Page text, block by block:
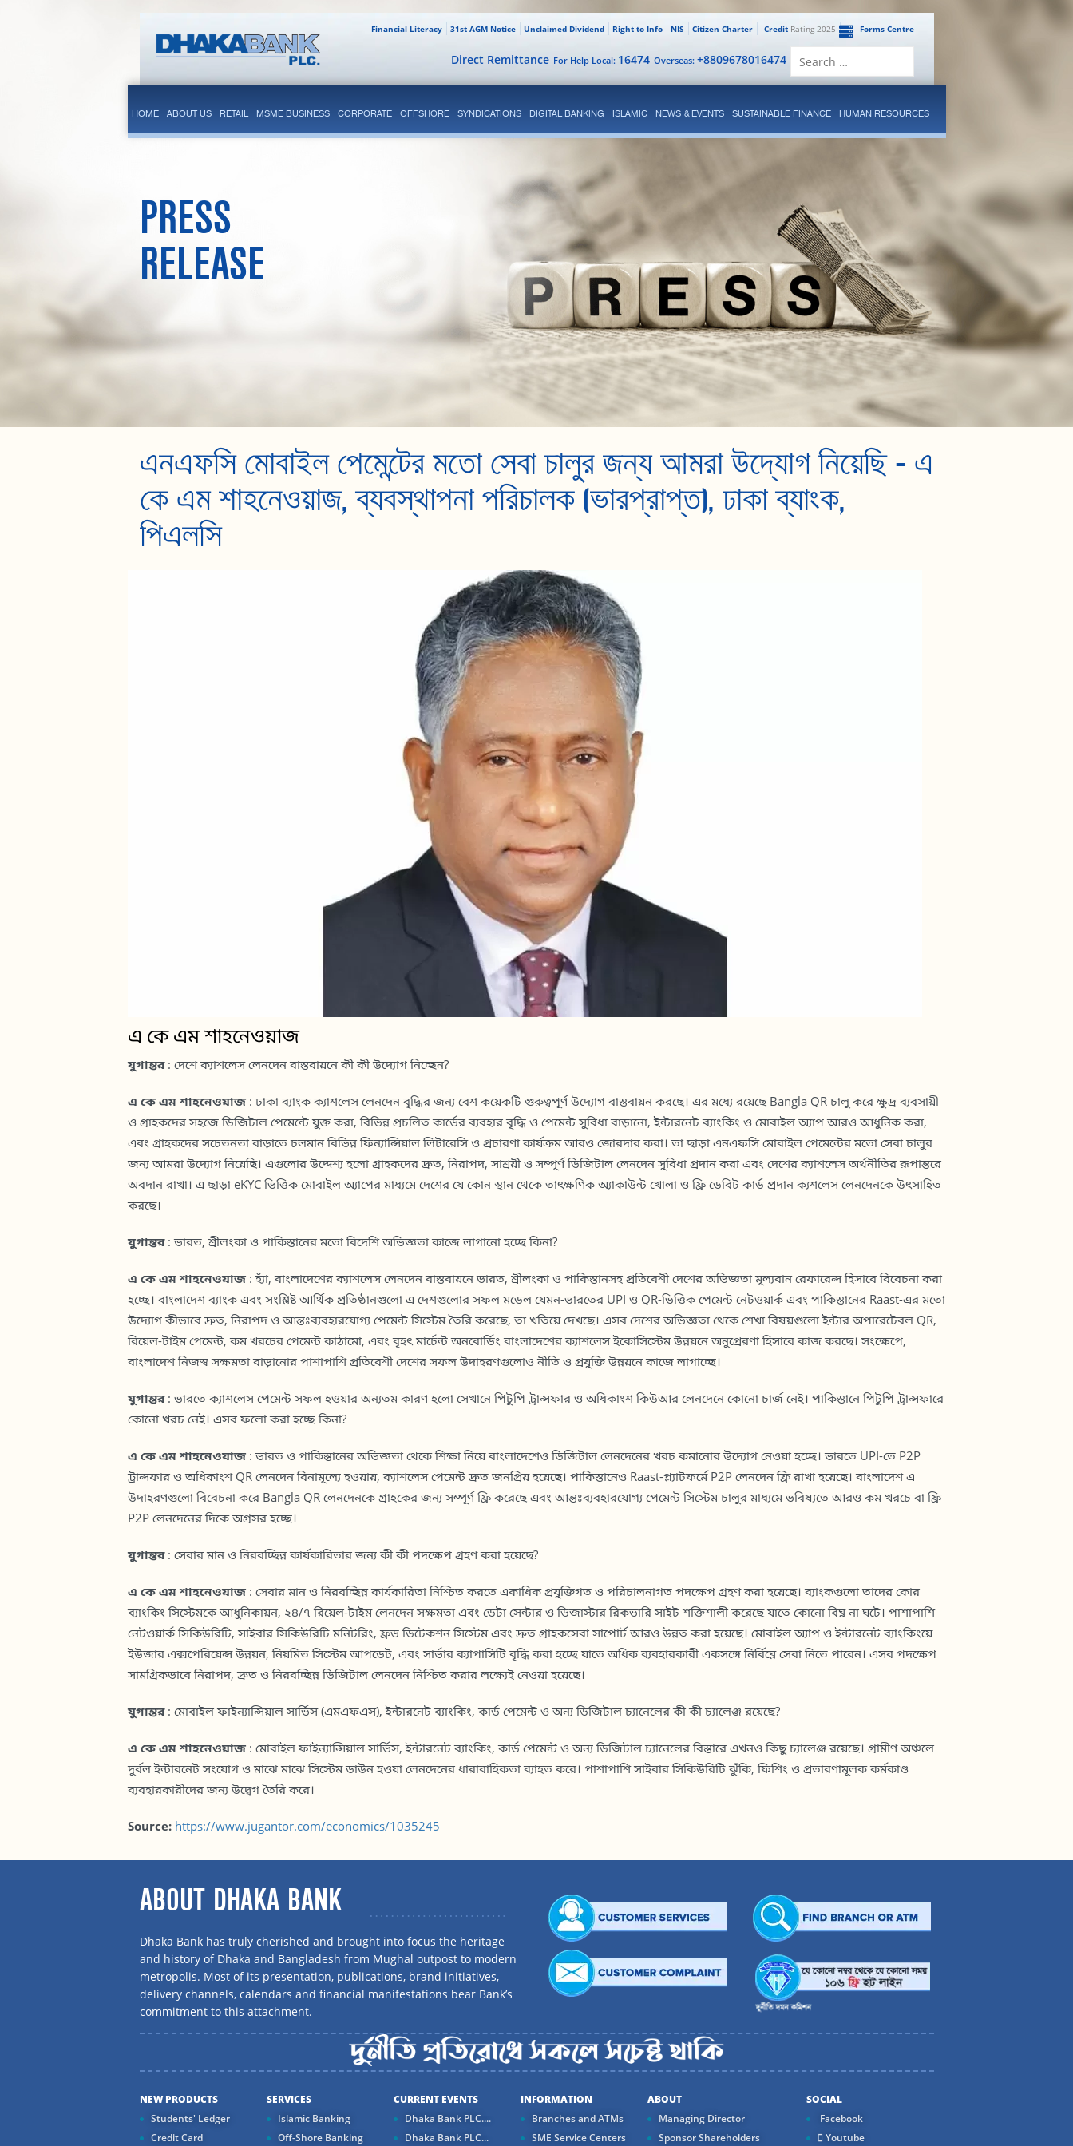
Forms Centre
CreditRating 2025
Citizen Charter
NIS
Right to Info
Unclaimed Dividend
31st AGM Notice
Financial Literacy
Overseas: +8809678016474
For Help Local: 16474
Direct Remittance
HOME ABOUT US RETAIL MSME BUSINESS CORPORATE OFFSHORE SYNDICATIONS DIGITAL BANKING ISLAMIC NEWS & EVENTS SUSTAINABLE FINANCE HUMAN RESOURCES
PRESS
RELEASE
এনএফসি মোবাইল পেমেন্টের মতো সেবা চালুর জন্য আমরা উদ্যোগ নিয়েছি – এ
কে এম শাহনেওয়াজ, ব্যবস্থাপনা পরিচালক (ভারপ্রাপ্ত), ঢাকা ব্যাংক,
পিএলসি
এ কে এম শাহনেওয়াজ
যুগান্তর: দেশে ক্যাশলেস লেনদেন বাস্তবায়নে কী কী উদ্যোগ নিচ্ছেন?
এ কে এম শাহনেওয়াজ: ঢাকা ব্যাংক ক্যাশলেস লেনদেন বৃদ্ধির জন্য বেশ কয়েকটি গুরুত্বপূর্ণ উদ্যোগ বাস্তবায়ন করছে। এর মধ্যে রয়েছে Bangla QR চালু করে ক্ষুদ্র ব্যবসায়ী
ও গ্রাহকদের সহজে ডিজিটাল পেমেন্টে যুক্ত করা, বিভিন্ন প্রচলিত কার্ডের ব্যবহার বৃদ্ধি ও পেমেন্ট সুবিধা বাড়ানো, ইন্টারনেট ব্যাংকিং ও মোবাইল অ্যাপ আরও আধুনিক করা,
এবং গ্রাহকদের সচেতনতা বাড়াতে চলমান বিভিন্ন ফিন্যান্সিয়াল লিটারেসি ও প্রচারণা কার্যক্রম আরও জোরদার করা। তা ছাড়া এনএফসি মোবাইল পেমেন্টের মতো সেবা চালুর
জন্য আমরা উদ্যোগ নিয়েছি। এগুলোর উদ্দেশ্য হলো গ্রাহকদের দ্রুত, নিরাপদ, সাশ্রয়ী ও সম্পূর্ণ ডিজিটাল লেনদেন সুবিধা প্রদান করা এবং দেশের ক্যাশলেস অর্থনীতির রূপান্তরে
অবদান রাখা। এ ছাড়া eKYC ভিত্তিক মোবাইল অ্যাপের মাধ্যমে দেশের যে কোন স্থান থেকে তাৎক্ষণিক অ্যাকাউন্ট খোলা ও ফ্রি ডেবিট কার্ড প্রদান ক্যশলেস লেনদেনকে উৎসাহিত
করছে।
যুগান্তর: ভারত, শ্রীলংকা ও পাকিস্তানের মতো বিদেশি অভিজ্ঞতা কাজে লাগানো হচ্ছে কিনা?
এ কে এম শাহনেওয়াজ: হ্যাঁ, বাংলাদেশের ক্যাশলেস লেনদেন বাস্তবায়নে ভারত, শ্রীলংকা ও পাকিস্তানসহ প্রতিবেশী দেশের অভিজ্ঞতা মূল্যবান রেফারেন্স হিসাবে বিবেচনা করা
হচ্ছে। বাংলাদেশ ব্যাংক এবং সংশ্লিষ্ট আর্থিক প্রতিষ্ঠানগুলো এ দেশগুলোর সফল মডেল যেমন-ভারতের UPI ও QR-ভিত্তিক পেমেন্ট নেটওয়ার্ক এবং পাকিস্তানের Raast-এর মতো
উদ্যোগ কীভাবে দ্রুত, নিরাপদ ও আন্তঃব্যবহারযোগ্য পেমেন্ট সিস্টেম তৈরি করেছে, তা খতিয়ে দেখছে। এসব দেশের অভিজ্ঞতা থেকে শেখা বিষয়গুলো ইন্টার অপারেটেবল QR,
রিয়েল-টাইম পেমেন্ট, কম খরচের পেমেন্ট কাঠামো, এবং বৃহৎ মার্চেন্ট অনবোর্ডিং বাংলাদেশের ক্যাশলেস ইকোসিস্টেম উন্নয়নে অনুপ্রেরণা হিসাবে কাজ করছে। সংক্ষেপে,
বাংলাদেশ নিজস্ব সক্ষমতা বাড়ানোর পাশাপাশি প্রতিবেশী দেশের সফল উদাহরণগুলোও নীতি ও প্রযুক্তি উন্নয়নে কাজে লাগাচ্ছে।
যুগান্তর: ভারতে ক্যাশলেস পেমেন্ট সফল হওয়ার অন্যতম কারণ হলো সেখানে পিটুপি ট্রান্সফার ও অধিকাংশ কিউআর লেনদেনে কোনো চার্জ নেই। পাকিস্তানে পিটুপি ট্রান্সফারে
কোনো খরচ নেই। এসব ফলো করা হচ্ছে কিনা?
এ কে এম শাহনেওয়াজ: ভারত ও পাকিস্তানের অভিজ্ঞতা থেকে শিক্ষা নিয়ে বাংলাদেশেও ডিজিটাল লেনদেনের খরচ কমানোর উদ্যোগ নেওয়া হচ্ছে। ভারতে UPI-তে P2P
ট্রান্সফার ও অধিকাংশ QR লেনদেন বিনামূল্যে হওয়ায়, ক্যাশলেস পেমেন্ট দ্রুত জনপ্রিয় হয়েছে। পাকিস্তানেও Raast-প্ল্যাটফর্মে P2P লেনদেন ফ্রি রাখা হয়েছে। বাংলাদেশ এ
উদাহরণগুলো বিবেচনা করে Bangla QR লেনদেনকে গ্রাহকের জন্য সম্পূর্ণ ফ্রি করেছে এবং আন্তঃব্যবহারযোগ্য পেমেন্ট সিস্টেম চালুর মাধ্যমে ভবিষ্যতে আরও কম খরচে বা ফ্রি
P2P লেনদেনের দিকে অগ্রসর হচ্ছে।
যুগান্তর: সেবার মান ও নিরবচ্ছিন্ন কার্যকারিতার জন্য কী কী পদক্ষেপ গ্রহণ করা হয়েছে?
এ কে এম শাহনেওয়াজ: সেবার মান ও নিরবচ্ছিন্ন কার্যকারিতা নিশ্চিত করতে একাধিক প্রযুক্তিগত ও পরিচালনাগত পদক্ষেপ গ্রহণ করা হয়েছে। ব্যাংকগুলো তাদের কোর
ব্যাংকিং সিস্টেমকে আধুনিকায়ন, ২৪/৭ রিয়েল-টাইম লেনদেন সক্ষমতা এবং ডেটা সেন্টার ও ডিজাস্টার রিকভারি সাইট শক্তিশালী করেছে যাতে কোনো বিঘ্ন না ঘটে। পাশাপাশি
নেটওয়ার্ক সিকিউরিটি, সাইবার সিকিউরিটি মনিটরিং, ফ্রড ডিটেকশন সিস্টেম এবং দ্রুত গ্রাহকসেবা সাপোর্ট আরও উন্নত করা হয়েছে। মোবাইল অ্যাপ ও ইন্টারনেট ব্যাংকিংয়ে
ইউজার এক্সপেরিয়েন্স উন্নয়ন, নিয়মিত সিস্টেম আপডেট, এবং সার্ভার ক্যাপাসিটি বৃদ্ধি করা হচ্ছে যাতে অধিক ব্যবহারকারী একসঙ্গে নির্বিঘ্নে সেবা নিতে পারেন। এসব পদক্ষেপ
সামগ্রিকভাবে নিরাপদ, দ্রুত ও নিরবচ্ছিন্ন ডিজিটাল লেনদেন নিশ্চিত করার লক্ষ্যেই নেওয়া হয়েছে।
যুগান্তর: মোবাইল ফাইন্যান্সিয়াল সার্ভিস (এমএফএস), ইন্টারনেট ব্যাংকিং, কার্ড পেমেন্ট ও অন্য ডিজিটাল চ্যানেলের কী কী চ্যালেঞ্জ রয়েছে?
এ কে এম শাহনেওয়াজ: মোবাইল ফাইন্যান্সিয়াল সার্ভিস, ইন্টারনেট ব্যাংকিং, কার্ড পেমেন্ট ও অন্য ডিজিটাল চ্যানেলের বিস্তারে এখনও কিছু চ্যালেঞ্জ রয়েছে। গ্রামীণ অঞ্চলে
দুর্বল ইন্টারনেট সংযোগ ও মাঝে মাঝে সিস্টেম ডাউন হওয়া লেনদেনের ধারাবাহিকতা ব্যাহত করে। পাশাপাশি সাইবার সিকিউরিটি ঝুঁকি, ফিশিং ও প্রতারণামূলক কর্মকাণ্ড
ব্যবহারকারীদের জন্য উদ্বেগ তৈরি করে।
Source: https://www.jugantor.com/economics/1035245
ABOUT DHAKA BANK
Dhaka Bank has truly cherished and brought into focus the heritage
and history of Dhaka and Bangladesh from Mughal outpost to modern
metropolis. Most of its presentation, publications, brand initiatives,
delivery channels, calendars and financial manifestations bear Bank’s
commitment to this attachment.
NEW PRODUCTS
Students' Ledger
Credit Card
SERVICES
Islamic Banking
Off-Shore Banking
CURRENT EVENTS
Dhaka Bank PLC....
Dhaka Bank PLC...
INFORMATION
Branches and ATMs
SME Service Centers
ABOUT
Managing Director
Sponsor Shareholders
SOCIAL
Facebook
Youtube